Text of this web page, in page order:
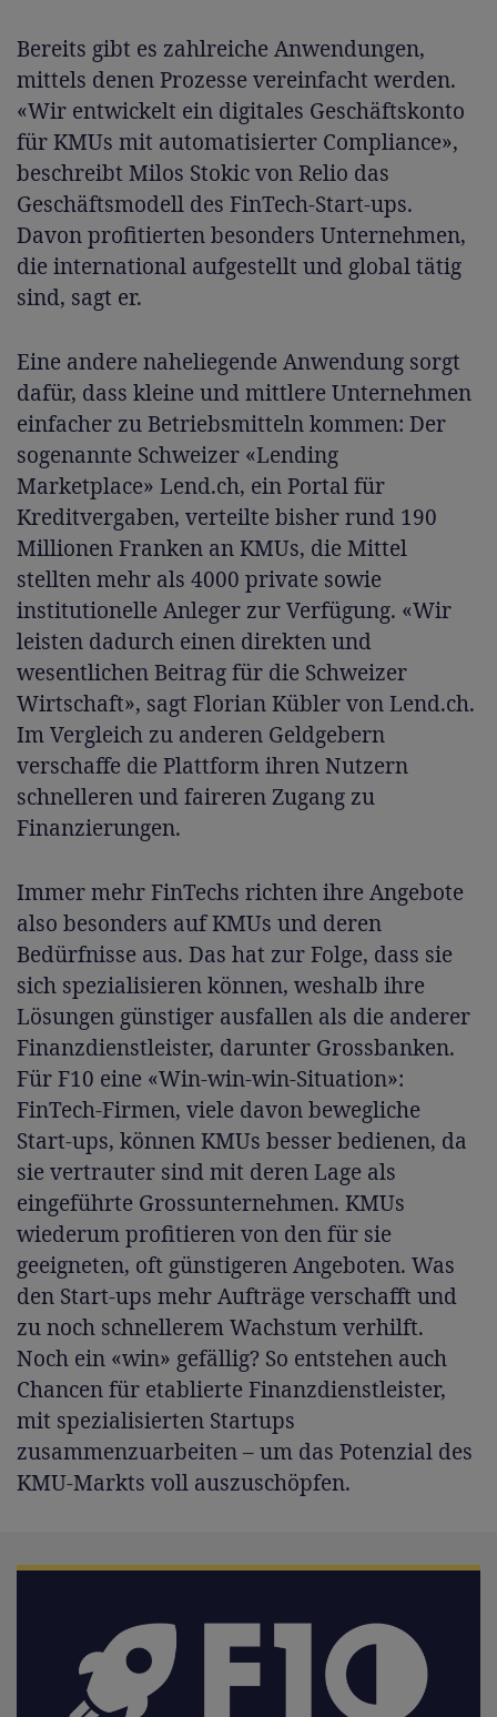
Bereits gibt es zahlreiche Anwendungen,
mittels denen Prozesse vereinfacht werden.
«Wir entwickelt ein digitales Geschäftskonto
für KMUs mit automatisierter Compliance»,
beschreibt Milos Stokic von Relio das
Geschäftsmodell des FinTech-Start-ups.
Davon profitierten besonders Unternehmen,
die international aufgestellt und global tätig
sind, sagt er.
Eine andere naheliegende Anwendung sorgt
dafür, dass kleine und mittlere Unternehmen
einfacher zu Betriebsmitteln kommen: Der
sogenannte Schweizer «Lending
Marketplace» Lend.ch, ein Portal für
Kreditvergaben, verteilte bisher rund 190
Millionen Franken an KMUs, die Mittel
stellten mehr als 4000 private sowie
institutionelle Anleger zur Verfügung. «Wir
leisten dadurch einen direkten und
wesentlichen Beitrag für die Schweizer
Wirtschaft», sagt Florian Kübler von Lend.ch.
Im Vergleich zu anderen Geldgebern
verschaffe die Plattform ihren Nutzern
schnelleren und faireren Zugang zu
Finanzierungen.
Immer mehr FinTechs richten ihre Angebote
also besonders auf KMUs und deren
Bedürfnisse aus. Das hat zur Folge, dass sie
sich spezialisieren können, weshalb ihre
Lösungen günstiger ausfallen als die anderer
Finanzdienstleister, darunter Grossbanken.
Für F10 eine «Win-win-win-Situation»:
FinTech-Firmen, viele davon bewegliche
Start-ups, können KMUs besser bedienen, da
sie vertrauter sind mit deren Lage als
eingeführte Grossunternehmen. KMUs
wiederum profitieren von den für sie
geeigneten, oft günstigeren Angeboten. Was
den Start-ups mehr Aufträge verschafft und
zu noch schnellerem Wachstum verhilft.
Noch ein «win» gefällig? So entstehen auch
Chancen für etablierte Finanzdienstleister,
mit spezialisierten Startups
zusammenzuarbeiten – um das Potenzial des
KMU-Markts voll auszuschöpfen.